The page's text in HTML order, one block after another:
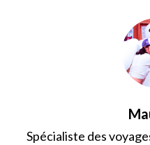
Spécialiste des